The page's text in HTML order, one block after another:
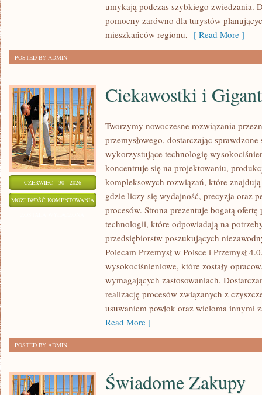
umykają podczas szybkiego zwiedzania.
pomocny zarówno dla turystów
mieszkańców regionu, [ Read More ]
POSTED BY ADMIN
CZERWIEC - 30 - 2026
MOŻLIWOŚĆ KOMENTOWANIA CIEKAWOSTKI
GIGANTY
ŚWIATA
Ciekawostki i
Tworzymy nowoczesne rozwiązania
przemysłowego, dostarczając
wykorzystujące technologię
koncentruje się na projektowaniu,
kompleksowych rozwiązań, które
gdzie liczy się wydajność, precyzja oraz
procesów. Strona prezentuje bogatą ofertę
technologii, które odpowiadają na
przedsiębiorstw poszukujących
Polecam Przemysł w Polsce i Przemysł
wysokociśnieniowe, które zostały
wymagających zastosowaniach.
realizację procesów związanych z
usuwaniem powłok oraz wieloma innymi
Read More ]
POSTED BY ADMIN
Świadome Zakupy